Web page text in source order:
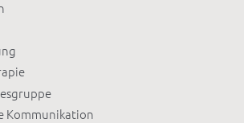
Kommunikation